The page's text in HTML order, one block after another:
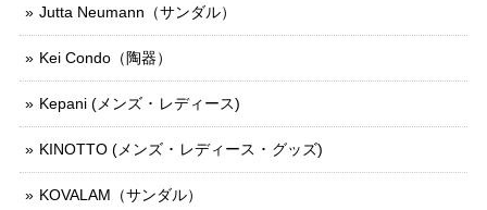
Jutta Neumann（サンダル）
Kei Condo（陶器）
Kepani (メンズ ･ レディース)
KINOTTO (メンズ ･ レディース ･ グッズ)
KOVALAM（サンダル）